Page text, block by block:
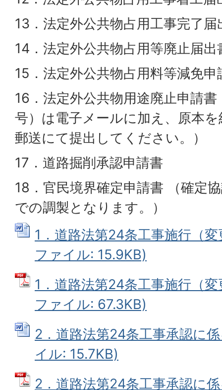
13．法定外公共物占用工事完了届
14．法定外公共物占用等廃止届出
15．法定外公共物占用料等減免申
16．法定外公共物用途廃止申請
号）は電子メールに加え、原本
郵送にて提出してください。）
17．道路掘削承認申請書
18．官民境界確定申請書 （確定
での調製となります。）
1．道路法第24条工事施行（
ファイル: 15.9KB)
1．道路法第24条工事施行（
ファイル: 67.3KB)
2．道路法第24条工事承認に
イル: 15.7KB)
2．道路法第24条工事承認に